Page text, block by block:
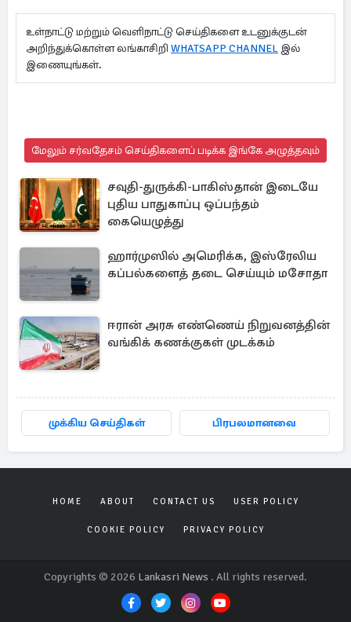
உள்நாட்டு மற்றும் வெளிநாட்டு செய்திகளை உடனுக்குடன்
அறிந்துக்கொள்ள லங்காசிறி WHATSAPP CHANNEL இல்
இணையுங்கள்.
மேலும் சர்வதேசம் செய்திகளைப் படிக்க இங்கே அழுத்தவும்
சவுதி-துருக்கி-பாகிஸ்தான் இடையே
புதிய பாதுகாப்பு ஒப்பந்தம்
கையெழுத்து
ஹார்முஸில் அமெரிக்க, இஸ்ரேலிய
கப்பல்களைத் தடை செய்யும் மசோதா
ஈரான் அரசு எண்ணெய் நிறுவனத்தின்
வங்கிக் கணக்குகள் முடக்கம்
முக்கிய செய்திகள் பிரபலமானவை
HOME ABOUT CONTACT US USER POLICY
COOKIE POLICY PRIVACY POLICY
Copyrights © 2026 Lankasri News . All rights reserved.